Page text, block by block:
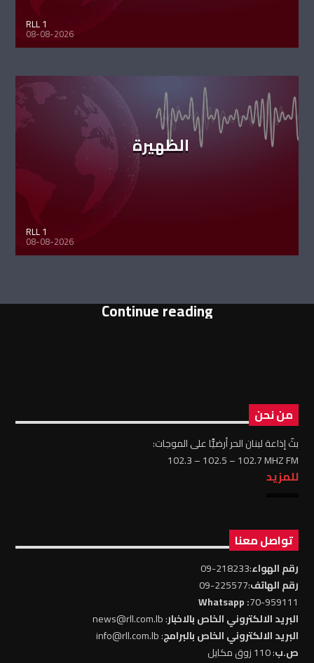
RLL 1
08-08-2026
الظهيرة
RLL 1
08-08-2026
Continue reading
من نحن
بثّ إذاعة لبنان الحر أرضيًّا على الموجات:
102.3 – 102.5 – 102.7 MHZ FM
للمزيد
تواصل معنا
رقم الهواء:218233-09
رقم الهاتف:225577-09
70-959111
: Whatsapp
البريد الالكتروني الخاص بالاخبار: news@rll.com.lb
البريد الالكتروني الخاص بالبرامج: info@rll.com.lb
ص.ب: 110 زوق مكايل